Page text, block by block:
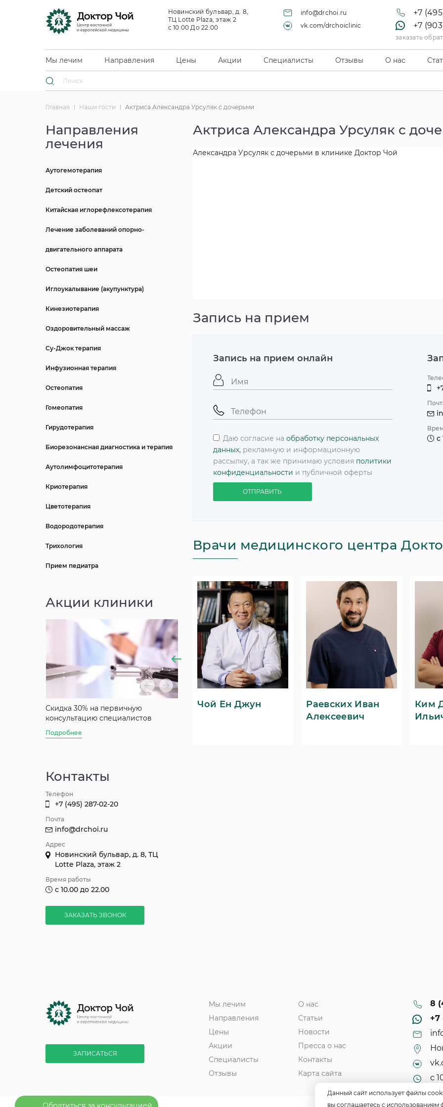
Новинский бульвар, д. 8,
ТЦ Lotte Plaza, этаж 2
с 10:00 До 22:00
info@drchoi.ru
vk.com/drchoiclinic
+7
+7
заказать
Мы лечим Направления Цены Акции Специалисты Отзывы О нас
Главная Наши гости Актриса Александра Урсуляк с дочерьми
Направления
лечения
Аутогемотерапия
Детский остеопат
Китайская иглорефлексотерапия
Лечение заболеваний опорно-
двигательного аппарата
Остеопатия шеи
Иглоукалывание (акупунктура)
Кинезиотерапия
Оздоровительный массаж
Су-Джок терапия
Инфузионная терапия
Остеопатия
Гомеопатия
Гирудотерапия
Биорезонансная диагностика и терапия
Аутолимфоцитотерапия
Криотерапия
Цветотерапия
Водородотерапия
Трихология
Прием педиатра
Акции клиники
Скидка 30% на первичную
консультацию специалистов
Подробнее
Скидка 50% на первичную
Скидка до 10% на курс капельниц
Контакты
Телефон
+7 (495) 287-02-20
Почта
info@drchoi.ru
Адрес
Новинский бульвар, д. 8, ТЦ
Lotte Plaza, этаж 2
Время работы
с 10.00 до 22.00
ЗАКАЗАТЬ ЗВОНОК
Актриса Александра Урсуляк с
Данный сайт использует файлы
вы соглашаетесь с использованием
Александра Урсуляк с дочерьми в клинике Доктор Чой
Запись на прием
Запись на прием онлайн
Даю согласие на обработку персональных
данных,рекламную и информационную
рассылку, а так же принимаю условия политики
конфиденциальности и публичной оферты
ОТПРАВИТЬ
с
Врачи медицинского центра
Чой Ен Джун
Раевских Иван
Алексеевич
Ким
ЗАПИСАТЬСЯ
Мы лечим
Направления
Цены
Акции
Специалисты
Отзывы
О нас
Статьи
Новости
Пресса о нас
Контакты
Карта сайта
8
+7
с